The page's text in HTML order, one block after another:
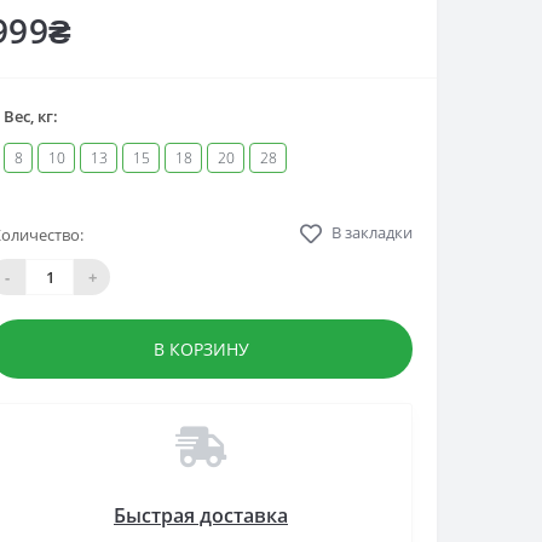
Вес, кг:
8 10 13 15 18 20 28
-
+
В закладки
В КОРЗИНУ
Быстрая доставка